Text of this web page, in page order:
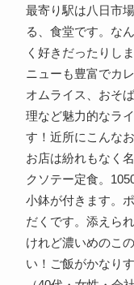
最寄り駅は八日市
る、食堂です。な
く好きだったりし
ニューも豊富でカ
オムライス、おそ
理など魅力的なラ
す！近所にこんな
お店は紛れもなく
クソテー定食。
小鉢が付きます。
だくです。添えら
けれど濃いめのこ
い！ご飯がかなり